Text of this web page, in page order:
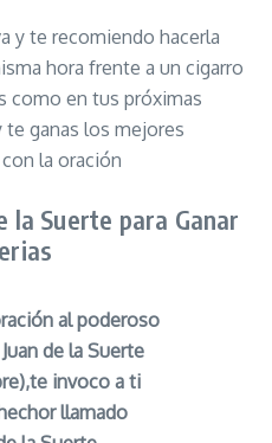
y te recomiendo hacerla
hora frente a un cigarro
como en tus próximas
ganas los mejores
la oración
la Suerte para Ganar
al poderoso
de la Suerte
invoco a ti
llamado